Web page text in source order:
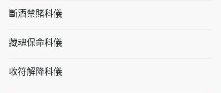
斷酒禁賭科儀
藏魂保命科儀
收符解降科儀